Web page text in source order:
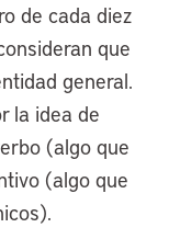
de cada diez
que
general.
la idea de
(algo que
(algo que